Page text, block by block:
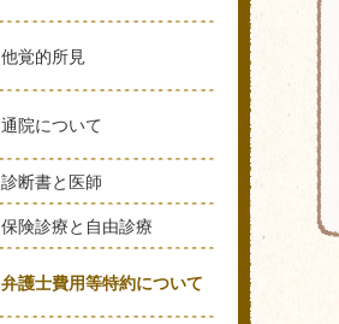
他覚的所見
通院について
診断書と医師
保険診療と自由診療
弁護士費用等特約について